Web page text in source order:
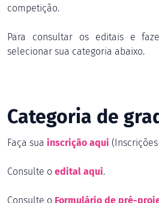
competição.
Para consultar os editais e
selecionar sua categoria abaixo.
Categoria de
Faça sua inscrição aqui
Consulte o edital aqui.
Consulte o Formulário de pré-